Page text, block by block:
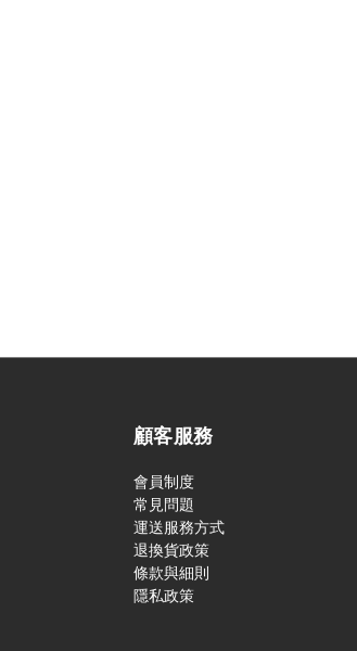
顧客服務
會員制度
常見問題
運送服務方式
退換貨政策
條款與細則
隱私政策